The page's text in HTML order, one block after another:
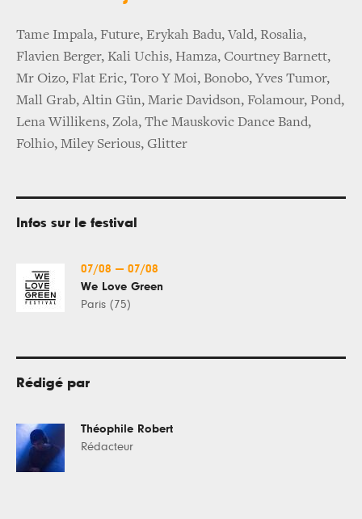
Tame Impala, Future, Erykah Badu, Vald, Rosalia,
Flavien Berger, Kali Uchis, Hamza, Courtney Barnett,
Mr Oizo, Flat Eric, Toro Y Moi, Bonobo, Yves Tumor,
Mall Grab, Altin Gün, Marie Davidson, Folamour, Pond,
Lena Willikens, Zola, The Mauskovic Dance Band,
Folhio, Miley Serious, Glitter
Infos sur le festival
07/08 — 07/08
We Love Green
Paris (75)
Rédigé par
Théophile Robert
Rédacteur